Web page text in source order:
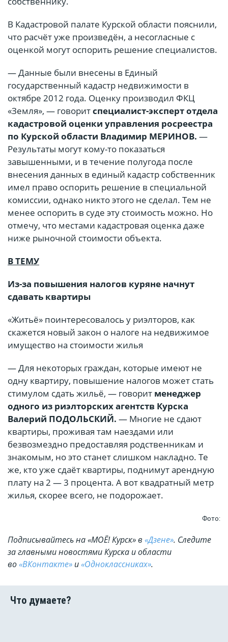
В Кадастровой палате Курской области пояснили,
что расчёт уже произведён, а несогласные с
оценкой могут оспорить решение специалистов.
— Данные были внесены в Единый
государственный кадастр недвижимости в
октябре 2012 года. Оценку производил ФКЦ
«Земля», — говоритспециалист-эксперт отдела
кадастровой оценки управления росреестра
по Курской области Владимир МЕРИНОВ. —
Результаты могут кому-то показаться
завышенными, и в течение полугода после
внесения данных в единый кадастр собственник
имел право оспорить решение в специальной
комиссии, однако никто этого не сделал. Тем не
менее оспорить в суде эту стоимость можно. Но
отмечу, что местами кадастровая оценка даже
ниже рыночной стоимости объекта.
В ТЕМУ
Из-за повышения налогов куряне начнут
сдавать квартиры
«Житьё» поинтересовалось у риэлторов, как
скажется новый закон о налоге на недвижимое
имущество на стоимости жилья
— Для некоторых граждан, которые имеют не
одну квартиру, повышение налогов может стать
стимулом сдать жильё, — говорит менеджер
одного из риэлторских агентств Курска
Валерий ПОДОЛЬСКИЙ. — Многие не сдают
квартиры, проживая там наездами или
безвозмездно предоставляя родственникам и
знакомым, но это станет слишком накладно. Те
же, кто уже сдаёт квартиры, поднимут арендную
плату на 2 — 3 процента. А вот квадратный метр
жилья, скорее всего, не подорожает.
Фото:
Подписывайтесь на «МОЁ! Курск» в «Дзене». Cледите
за главными новостями Курска и области
во«ВКонтакте» и«Одноклассниках».